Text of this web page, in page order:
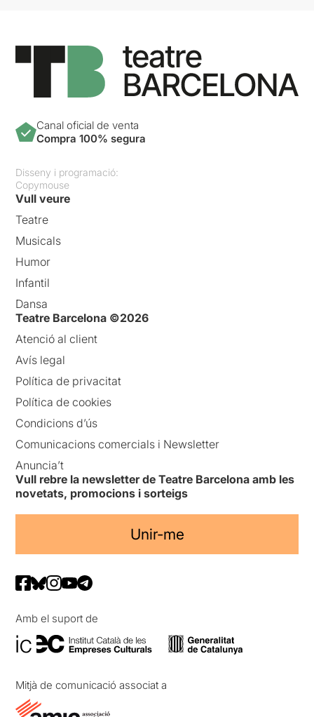
Canal oficial de venta
Compra 100% segura
Disseny i programació:
Copymouse
Vull veure
Teatre
Musicals
Humor
Infantil
Dansa
Teatre Barcelona ©2026
Atenció al client
Avís legal
Política de privacitat
Política de cookies
Condicions d’ús
Comunicacions comercials i Newsletter
Anuncia’t
Vull rebre la newsletter de Teatre Barcelona amb les
novetats, promocions i sorteigs
Unir-me
Amb el suport de
Mitjà de comunicació associat a